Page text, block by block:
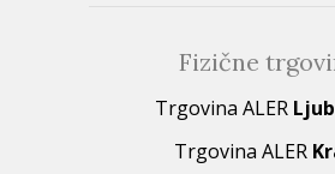
Fizične
Trgovina ALER
Trgovina ALER